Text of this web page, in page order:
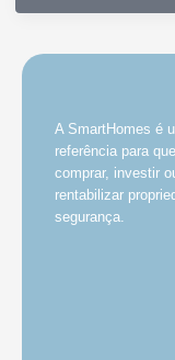
Portugal:
Tradição
das
Nossas
Terras!
A SmartHomes é
referência para
comprar, investir
rentabilizar
segurança.